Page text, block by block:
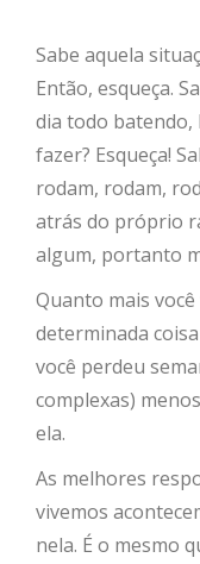
Sabe aquela
Então, esqueça.
dia todo batendo,
fazer? Esqueça!
rodam, rodam,
atrás do próprio
algum, portanto
Quanto mais
determinada
você perdeu
complexas)
ela.
As melhores
vivemos
nela. É o mesmo